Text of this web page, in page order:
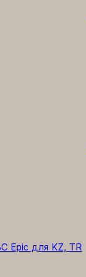
Epic для KZ, TR